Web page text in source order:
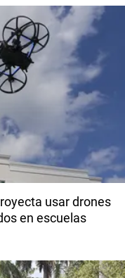
usar drones
en escuelas